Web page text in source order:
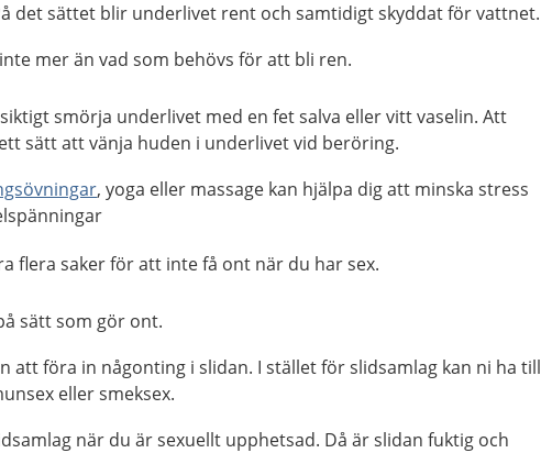
det sättet blir underlivet rent och samtidigt skyddat för vattnet.
mer än vad som behövs för att bli ren.
smörja underlivet med en fet salva eller vitt vaselin. Att
sätt att vänja huden i underlivet vid beröring.
, yoga eller massage kan hjälpa dig att minska stress
flera saker för att inte få ont när du har sex.
sätt som gör ont.
att föra in någonting i slidan. I stället för slidsamlag kan ni ha till
eller smeksex.
när du är sexuellt upphetsad. Då är slidan fuktig och